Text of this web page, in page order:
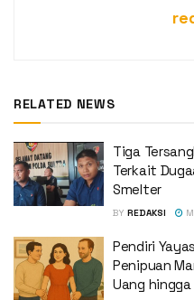
RELATED NEWS
Tiga
Terkait
Smelter
BY REDAKSI
Pendiri
Penipuan
Uang hingga